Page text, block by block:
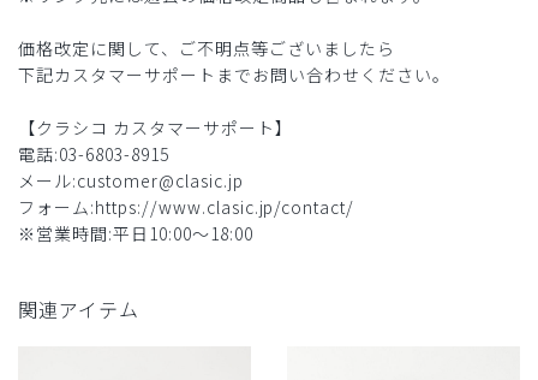
価格改定に関して、ご不明点等ございましたら
下記カスタマーサポートまでお問い合わせください。
【クラシコ カスタマーサポート】
電話:03-6803-8915
メール:customer@clasic.jp
フォーム:https://www.clasic.jp/contact/
※営業時間:平日10:00～18:00
関連アイテム